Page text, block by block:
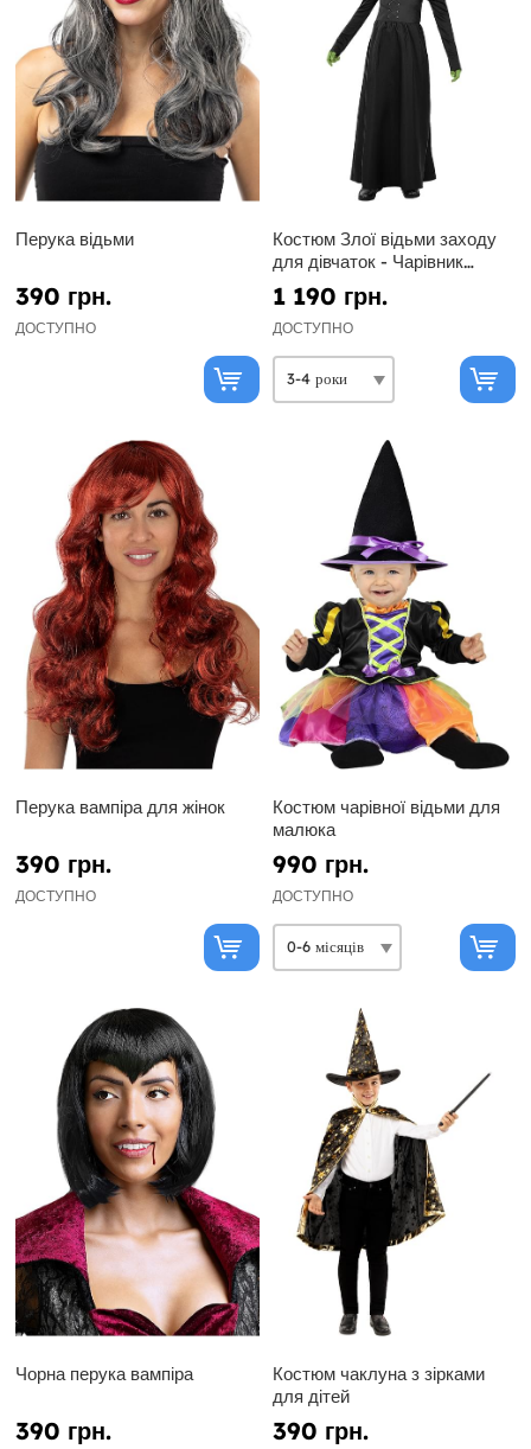
Перука відьми
390 грн.
ДОСТУПНО
Костюм Злої відьми заходу
для дівчаток - Чарівник
країни Оз
1 190 грн.
ДОСТУПНО
Перука вампіра для жінок
390 грн.
ДОСТУПНО
Костюм чарівної відьми для
малюка
990 грн.
ДОСТУПНО
Чорна перука вампіра
390 грн.
Костюм чаклуна з зірками
для дітей
390 грн.